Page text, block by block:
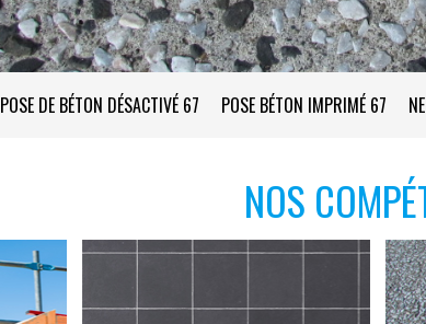
POSE DE BÉTON DÉSACTIVÉ 67 POSE BÉTON IMPRIMÉ 67
NOS